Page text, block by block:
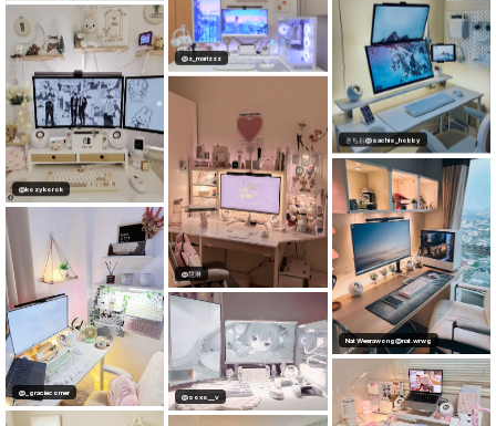
@jesh.cozy
@z_marizzz
@慧琳
@soxo__v
さちお@sachio_hobby
Nat Weerawong@nat.wrwg